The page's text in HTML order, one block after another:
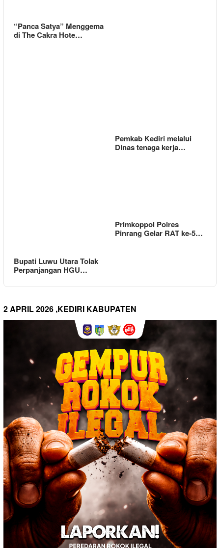
“Panca Satya” Menggema
di The Cakra Hote…
Pemkab Kediri melalui
Dinas tenaga kerja…
Bupati Luwu Utara Tolak
Perpanjangan HGU…
Primkoppol Polres
Pinrang Gelar RAT ke-5…
2 APRIL 2026 ,KEDIRI KABUPATEN